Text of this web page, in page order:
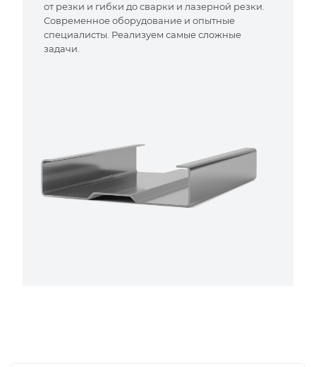
от резки и гибки до сварки и лазерной резки.
Современное оборудование и опытные
специалисты. Реализуем самые сложные
задачи.